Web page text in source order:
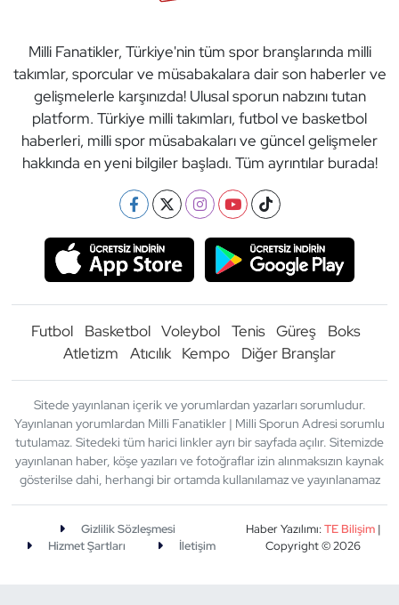
Milli Fanatikler, Türkiye'nin tüm spor branşlarında milli
takımlar, sporcular ve müsabakalara dair son haberler ve
gelişmelerle karşınızda! Ulusal sporun nabzını tutan
platform. Türkiye milli takımları, futbol ve basketbol
haberleri, milli spor müsabakaları ve güncel gelişmeler
hakkında en yeni bilgiler başladı. Tüm ayrıntılar burada!
Futbol Basketbol Voleybol Tenis Güreş
Boks
Atletizm
Atıcılık Kempo Diğer Branşlar
Sitede yayınlanan içerik ve yorumlardan yazarları sorumludur.
Yayınlanan yorumlardan Milli Fanatikler | Milli Sporun Adresi sorumlu
tutulamaz. Sitedeki tüm harici linkler ayrı bir sayfada açılır. Sitemizde
yayınlanan haber, köşe yazıları ve fotoğraflar izin alınmaksızın kaynak
gösterilse dahi, herhangi bir ortamda kullanılamaz ve yayınlanamaz
Gizlilik Sözleşmesi
Hizmet Şartları
İletişim
Haber Yazılımı:TE Bilişim|
Copyright © 2026